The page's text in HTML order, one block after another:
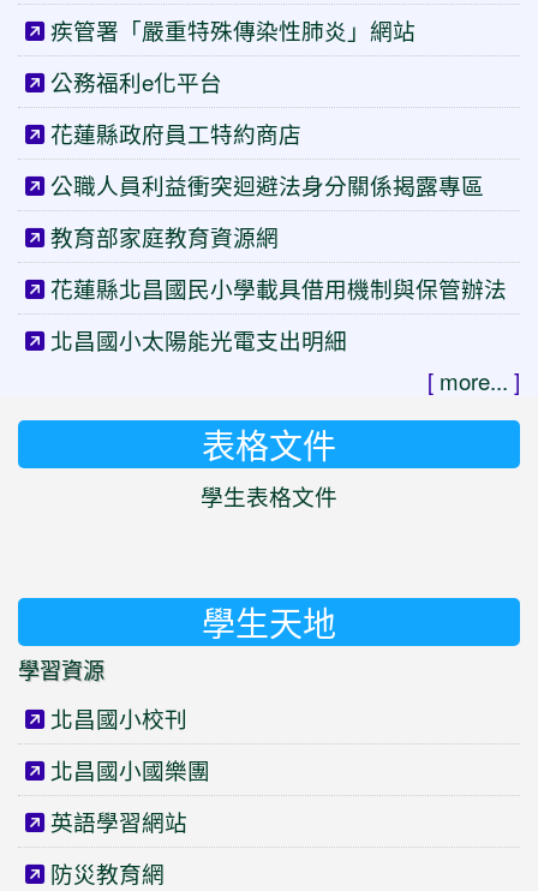
疾管署「嚴重特殊傳染性肺炎」網站
公務福利e化平台
花蓮縣政府員工特約商店
公職人員利益衝突迴避法身分關係揭露專區
教育部家庭教育資源網
花蓮縣北昌國民小學載具借用機制與保管辦法
北昌國小太陽能光電支出明細
[ more... ]
表格文件
學生表格文件
學生天地
學習資源
北昌國小校刊
北昌國小國樂團
英語學習網站
防災教育網